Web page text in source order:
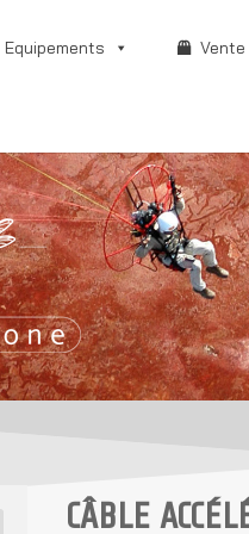
Equipements
CÂBLE